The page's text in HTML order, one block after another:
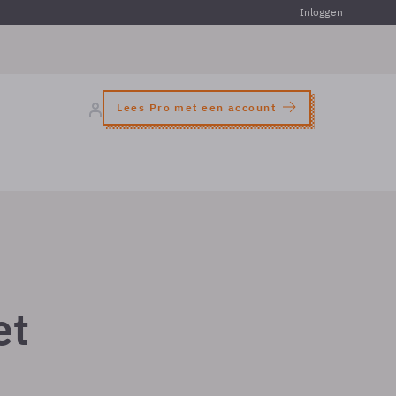
Inloggen
Lees Pro met een account